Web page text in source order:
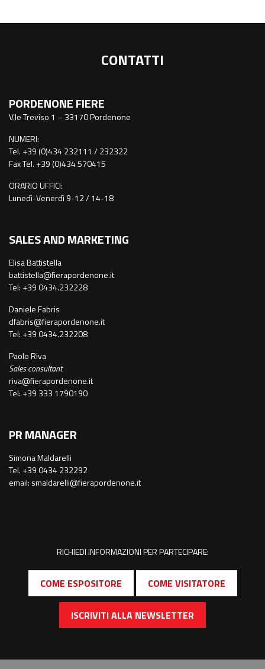
CONTATTI
PORDENONE FIERE
V.le Treviso 1 – 33170 Pordenone
NUMERI:
Tel. +39 (0)434 232111 / 232322
Fax Tel. +39 (0)434 570415
ORARIO UFFICI:
Lunedì-Venerdì 9-12 / 14-18
SALES AND MARKETING
Elisa Battistella
battistella@fierapordenone.it
Tel: +39 0434.232228
Daniele Fabris
dfabris@fierapordenone.it
Tel: +39 0434.232208
Paolo Riva
Sales consultant
riva@fierapordenone.it
Tel: +39 333 1790190
PR MANAGER
Simona Maldarelli
Tel. +39 0434 232292
email: smaldarelli@fierapordenone.it
RICHIEDI INFORMAZIONI PER PARTECIPARE:
COME ESPOSITORE COME VISITATORE
ISCRIVITI ALLA NEWSLETTER